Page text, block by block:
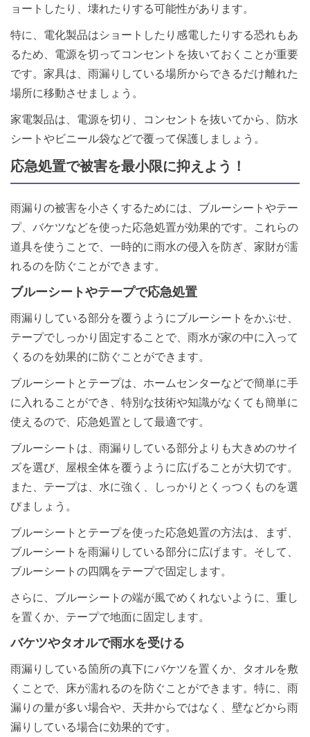
ョートしたり、壊れたりする可能性があります。
特に、電化製品はショートしたり感電したりする恐れもあ
るため、電源を切ってコンセントを抜いておくことが重要
です。家具は、雨漏りしている場所からできるだけ離れた
場所に移動させましょう。
家電製品は、電源を切り、コンセントを抜いてから、防水
シートやビニール袋などで覆って保護しましょう。
応急処置で被害を最小限に抑えよう！
雨漏りの被害を小さくするためには、ブルーシートやテー
プ、バケツなどを使った応急処置が効果的です。これらの
道具を使うことで、一時的に雨水の侵入を防ぎ、家財が濡
れるのを防ぐことができます。
ブルーシートやテープで応急処置
雨漏りしている部分を覆うようにブルーシートをかぶせ、
テープでしっかり固定することで、雨水が家の中に入って
くるのを効果的に防ぐことができます。
ブルーシートとテープは、ホームセンターなどで簡単に手
に入れることができ、特別な技術や知識がなくても簡単に
使えるので、応急処置として最適です。
ブルーシートは、雨漏りしている部分よりも大きめのサイ
ズを選び、屋根全体を覆うように広げることが大切です。
また、テープは、水に強く、しっかりとくっつくものを選
びましょう。
ブルーシートとテープを使った応急処置の方法は、まず、
ブルーシートを雨漏りしている部分に広げます。そして、
ブルーシートの四隅をテープで固定します。
さらに、ブルーシートの端が風でめくれないように、重し
を置くか、テープで地面に固定します。
バケツやタオルで雨水を受ける
雨漏りしている箇所の真下にバケツを置くか、タオルを敷
くことで、床が濡れるのを防ぐことができます。特に、雨
漏りの量が多い場合や、天井からではなく、壁などから雨
漏りしている場合に効果的です。